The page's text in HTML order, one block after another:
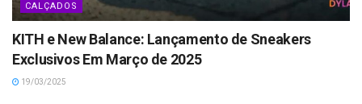
CALÇADOS
KITH e New Balance: Lançamento de Sneakers
Exclusivos Em Março de 2025
19/03/2025